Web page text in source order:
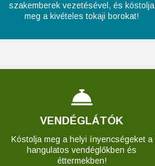
szakemberek vezetésével, és kóstolja
meg a kivételes tokaji borokat!
VENDÉGLÁTÓK
Kóstolja meg a helyi ínyencségeket a
hangulatos vendéglőkben és
éttermekben!